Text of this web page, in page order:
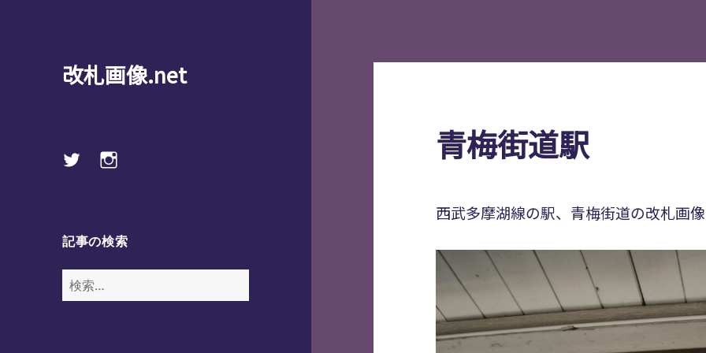
改札画像.net
Twitterinstagram
記事の検索
検
索:
青梅街道駅
西武多摩湖線の駅、青梅街道の改札画